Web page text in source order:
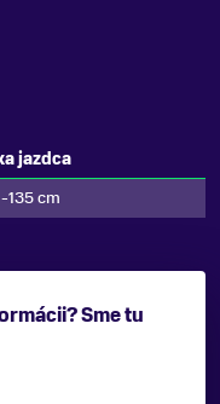
jazdca
-135 cm
Sme tu